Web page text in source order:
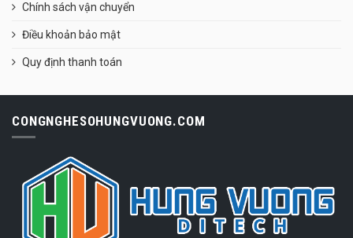
Chính sách vận chuyển
Điều khoản bảo mật
Quy định thanh toán
CONGNGHESOHUNGVUONG.COM